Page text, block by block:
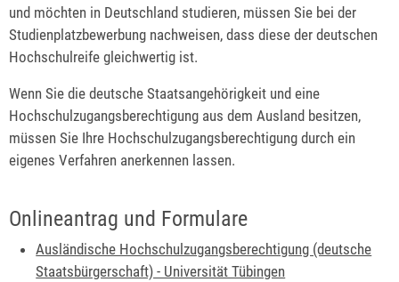
und möchten in Deutschland studieren, müssen Sie bei der
Studienplatzbewerbung nachweisen, dass diese der deutschen
Hochschulreife gleichwertig ist.
Wenn Sie die deutsche Staatsangehörigkeit und eine
Hochschulzugangsberechtigung aus dem Ausland besitzen,
müssen Sie Ihre Hochschulzugangsberechtigung durch ein
eigenes Verfahren anerkennen lassen.
Onlineantrag und Formulare
Ausländische Hochschulzugangsberechtigung (deutsche
Staatsbürgerschaft) - Universität Tübingen